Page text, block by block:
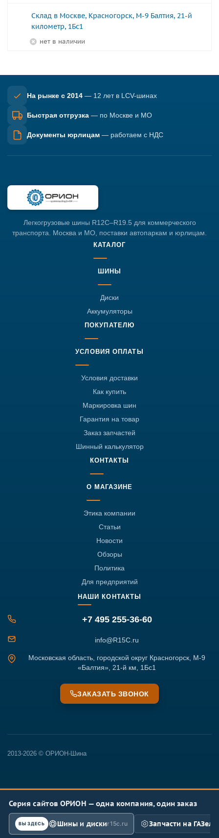
Склад в Москве, Красногорск, М-9 Балтия, 21-й
километр, 1Бс1
Нет в наличии
На рынке с 2014 — 12 лет в LCV-шинах
Быстрая отгрузка — по Москве и МО
Документы юрлицам — работаем с НДС
Легкогрузовые шины R12C–R19.5 для коммерческого
транспорта. Москва и МО, поставки автопаркам и юрлицам.
КАТАЛОГ
ШИНЫ
Диски
Аккумуляторы
ПОКУПАТЕЛЮ
УСЛОВИЯ ОПЛАТЫ
Условия доставки
Как купить
Маркировка шин
Гарантия на товар
Заказ запчастей
Шинный калькулятор
КОНТАКТЫ
О МАГАЗИНЕ
Этика компании
Статьи
Новости
Обзоры
Политика
Для предприятий
НАШИ КОНТАКТЫ
+7 495 255-36-60
info@R15C.ru
Московская область, городской округ Красногорск, М-9
«Балтия», 21-й км, 1Бс1
ЗАКАЗАТЬ ЗВОНОК
2013-2026 © ОРИОН-Шина
Серия сайтов ОРИОН — одна компания, один заказ
ВЫ ЗДЕСЬ Шины и дискиr15c.ru Запчасти на ГАЗель